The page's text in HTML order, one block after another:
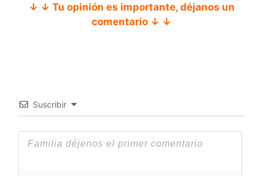
↓ ↓ Tu opinión es importante, déjanos un
comentario ↓ ↓
Suscribir